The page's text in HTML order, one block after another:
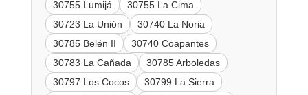
30755 Lumijá
30755 La Cima
30723 La Unión
30740 La Noria
30785 Belén II
30740 Coapantes
30783 La Cañada
30785 Arboledas
30797 Los Cocos
30799 La Sierra